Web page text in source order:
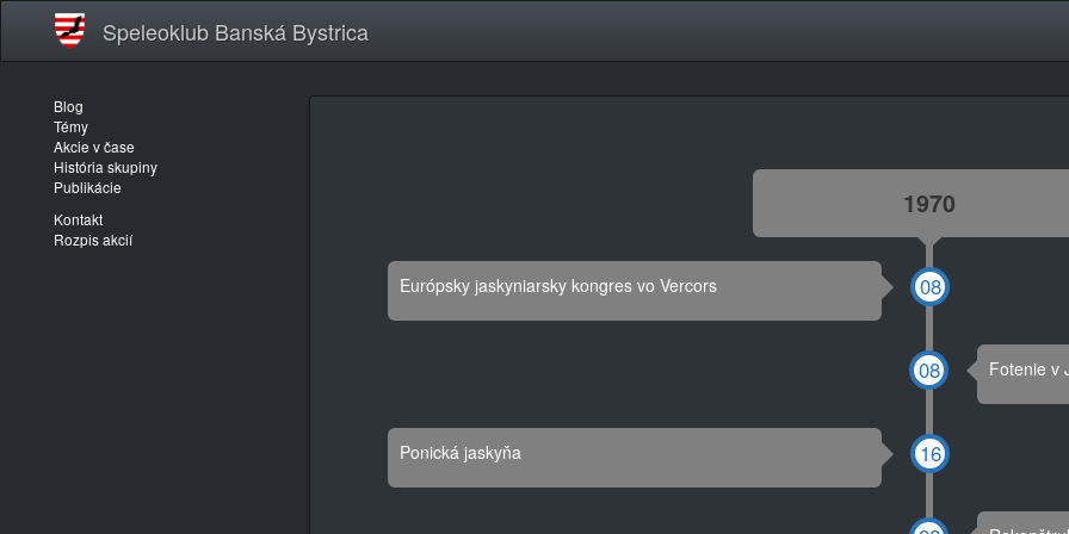
Speleoklub Banská Bystrica
Blog
Témy
Akcie v čase
História skupiny
Publikácie
Kontakt
Rozpis akcií
1970
Európsky jaskyniarsky kongres vo Vercors
Fotenie v
Ponická jaskyňa